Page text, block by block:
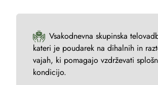
Vsakodnevna skupinska
kateri je poudarek na dihalnih in
vajah, ki pomagajo vzdrževati
kondicijo.